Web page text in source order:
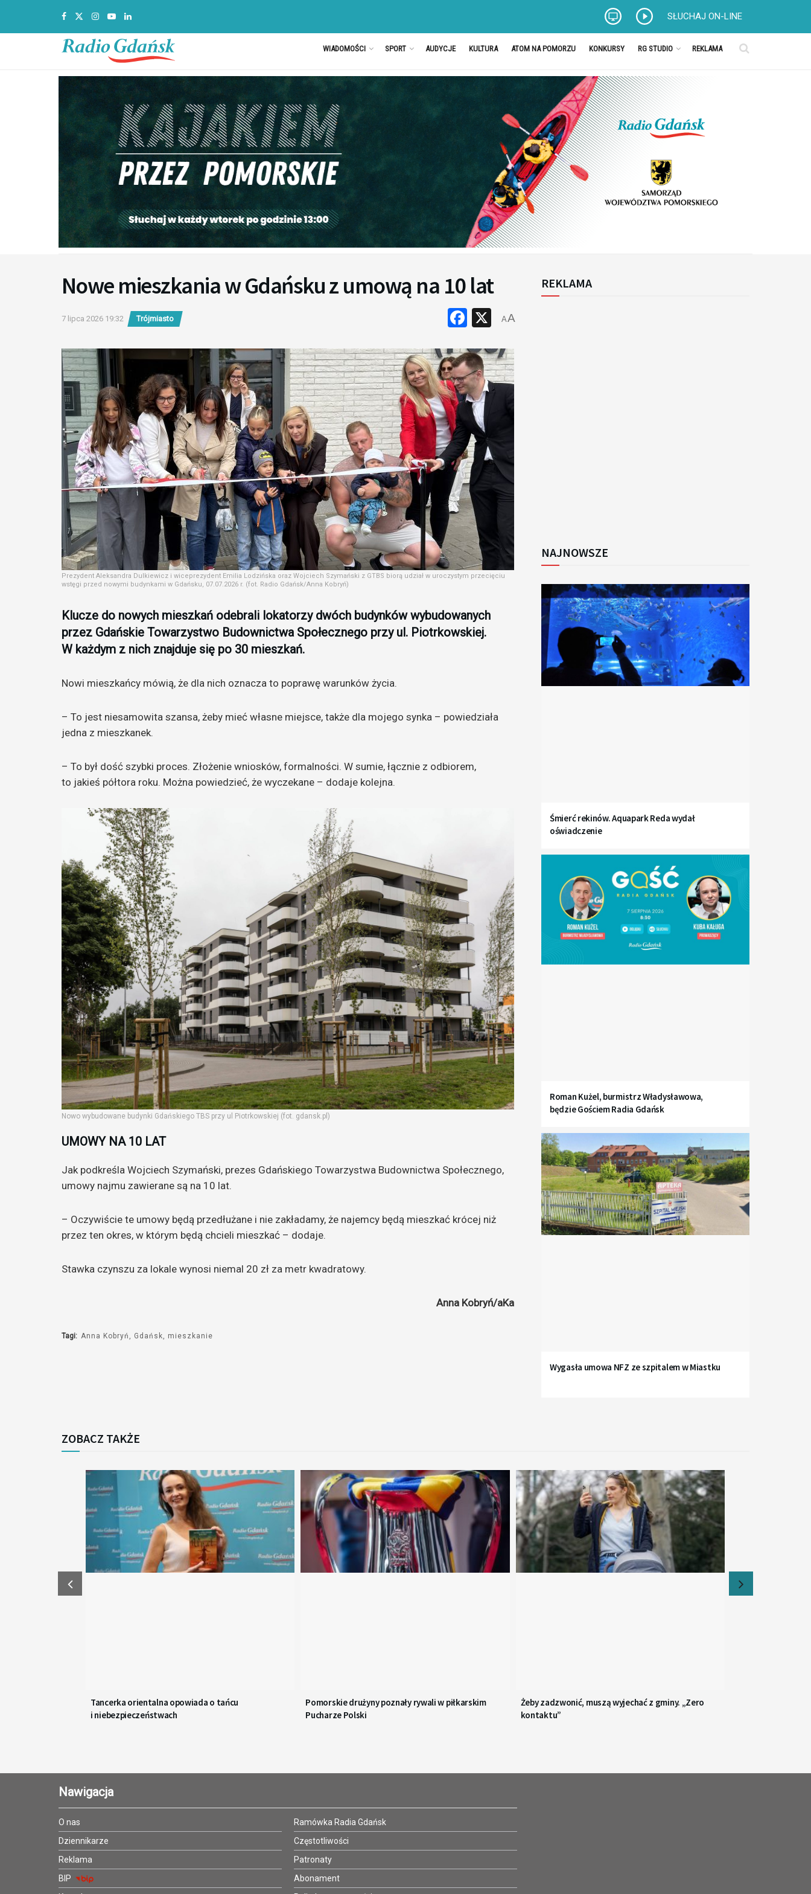
SŁUCHAJ ON-LINE
WIADOMOŚCI SPORT AUDYCJE KULTURA ATOM NA POMORZU KONKURSY RG STUDIO REKLAMA
Nowe mieszkania w Gdańsku z umową na 10 lat
7 lipca 2026 19:32 Trójmiasto Facebook
X
AA
Prezydent Aleksandra Dulkiewicz i wiceprezydent Emilia Lodzińska oraz Wojciech Szymański z GTBS biorą udział w uroczystym przecięciu
wstęgi przed nowymi budynkami w Gdańsku, 07.07.2026 r. (fot. Radio Gdańsk/Anna Kobryń)
Klucze do nowych mieszkań odebrali lokatorzy dwóch budynków wybudowanych
przez Gdańskie Towarzystwo Budownictwa Społecznego przy ul. Piotrkowskiej.
W każdym z nich znajduje się po 30 mieszkań.
Nowi mieszkańcy mówią, że dla nich oznacza to poprawę warunków życia.
– To jest niesamowita szansa, żeby mieć własne miejsce, także dla mojego synka – powiedziała
jedna z mieszkanek.
– To był dość szybki proces. Złożenie wniosków, formalności. W sumie, łącznie z odbiorem,
to jakieś półtora roku. Można powiedzieć, że wyczekane – dodaje kolejna.
Nowo wybudowane budynki Gdańskiego TBS przy ul Piotrkowskiej (fot. gdansk.pl)
UMOWY NA 10 LAT
Jak podkreśla Wojciech Szymański, prezes Gdańskiego Towarzystwa Budownictwa Społecznego,
umowy najmu zawierane są na 10 lat.
– Oczywiście te umowy będą przedłużane i nie zakładamy, że najemcy będą mieszkać krócej niż
przez ten okres, w którym będą chcieli mieszkać – dodaje.
Stawka czynszu za lokale wynosi niemal 20 zł za metr kwadratowy.
Anna Kobryń/aKa
Tagi: Anna Kobryń Gdańsk mieszkanie
REKLAMA
NAJNOWSZE
Śmierć rekinów. Aquapark Reda wydał
oświadczenie
Roman Kużel, burmistrz Władysławowa,
będzie Gościem Radia Gdańsk
Wygasła umowa NFZ ze szpitalem w Miastku
ZOBACZ TAKŻE
Tancerka orientalna opowiada o tańcu
i niebezpieczeństwach
Pomorskie drużyny poznały rywali w piłkarskim
Pucharze Polski
Żeby zadzwonić, muszą wyjechać z gminy. „Zero
kontaktu”
Nawigacja
O nas
Dziennikarze
Reklama
BIP
Ramówka Radia Gdańsk
Częstotliwości
Patronaty
Abonament